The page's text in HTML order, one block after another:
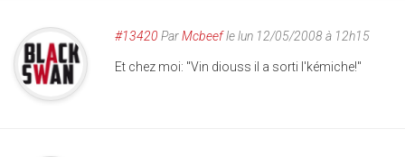
#13420 ParMcbeefle lun 12/05/2008 à 12h15
Et chez moi: "Vin diouss il a sorti l'kémiche!"